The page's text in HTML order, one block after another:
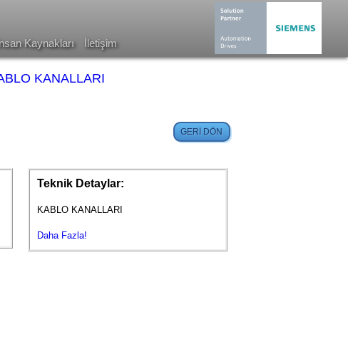
Kaynakları İletişim
KANALLARI
Teknik Detaylar:
KABLO KANALLARI
Daha Fazla!